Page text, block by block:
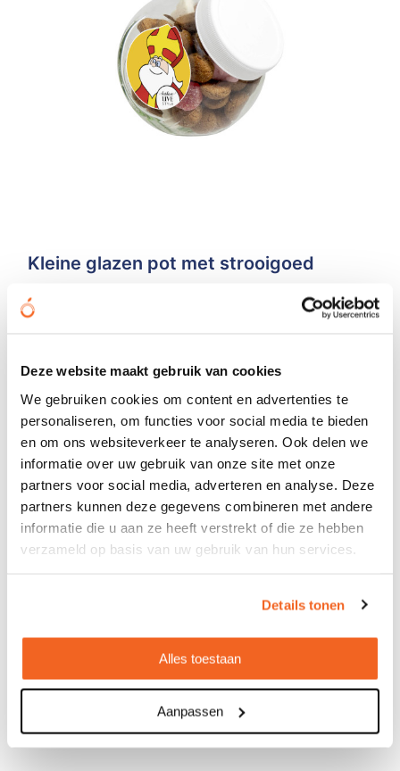
Deze website maakt gebruik van cookies
We gebruiken cookies om content en advertenties te
personaliseren, om functies voor social media te bieden
en om ons websiteverkeer te analyseren. Ook delen we
informatie over uw gebruik van onze site met onze
partners voor social media, adverteren en analyse. Deze
partners kunnen deze gegevens combineren met andere
informatie die u aan ze heeft verstrekt of die ze hebben
verzameld op basis van uw gebruik van hun services.
Details tonen
Alles toestaan
Aanpassen
Kleine glazen pot met strooigoed
vanaf